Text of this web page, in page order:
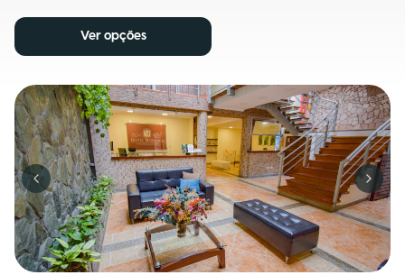
Ver opções
Previous slide Next